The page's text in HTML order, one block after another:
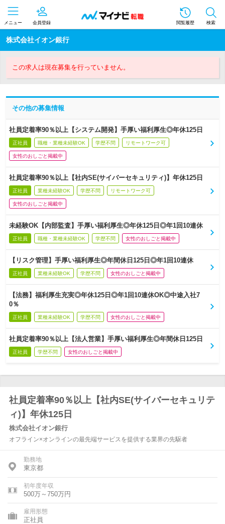
メニュー 会員登録 閲覧履歴 検索
株式会社イオン銀行
この求人は現在募集を行っていません。
その他の募集情報
社員定着率90％以上【システム開発】手厚い福利厚生◎年休125日
正社員 職種・業種未経験OK 学歴不問 リモートワーク可
女性のおしごと掲載中
社員定着率90％以上【社内SE(サイバーセキュリティ)】年休125日
正社員 業種未経験OK 学歴不問 リモートワーク可
女性のおしごと掲載中
未経験OK【内部監査】手厚い福利厚生◎年休125日◎年1回10連休
正社員 職種・業種未経験OK 学歴不問 女性のおしごと掲載中
【リスク管理】手厚い福利厚生◎年間休日125日◎年1回10連休
正社員 業種未経験OK 学歴不問 女性のおしごと掲載中
【法務】福利厚生充実◎年休125日◎年1回10連休OK◎中途入社7
0％
正社員 業種未経験OK 学歴不問 女性のおしごと掲載中
社員定着率90％以上【法人営業】手厚い福利厚生◎年間休日125日
正社員 学歴不問 女性のおしごと掲載中
社員定着率90％以上【社内SE(サイバーセキュリテ
ィ)】年休125日
株式会社イオン銀行
オフライン×オンラインの最先端サービスを提供する業界の先駆者
勤務地
東京都
初年度年収
500万～750万円
雇用形態
正社員